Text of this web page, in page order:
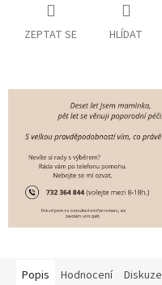
ZEPTAT SE HLÍDAT
Popis Hodnocení Diskuze